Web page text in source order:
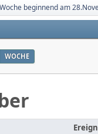
Woche beginnend am
WOCHE